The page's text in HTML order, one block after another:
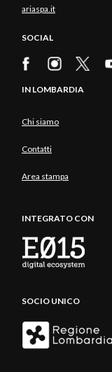
ariaspa.it
SOCIAL
IN LOMBARDIA
Chi siamo
Contatti
Area stampa
INTEGRATO CON
SOCIO UNICO